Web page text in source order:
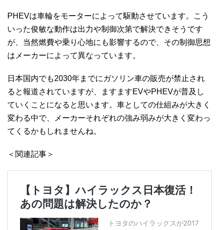
PHEVは車輪をモーターによって駆動させています。こう
いった俊敏な動作は出力や制御次第で解決できそうです
が、当然燃費や乗り心地にも影響するので、その制御思想
はメーカーによって異なっています。
日本国内でも2030年までにガソリン車の販売が禁止され
ると報道されていますが、ますますEVやPHEVが普及し
ていくことになると思います。車としての仕組みが大きく
変わる中で、メーカーそれぞれの強み弱みが大きく変わっ
てくるかもしれませんね。
＜関連記事＞